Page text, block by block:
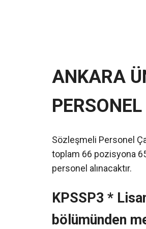
ANKARA
Sözleşmeli Personel
toplam 66 pozisyona
personel alınacaktır.
KPSSP3 *
bölümünden